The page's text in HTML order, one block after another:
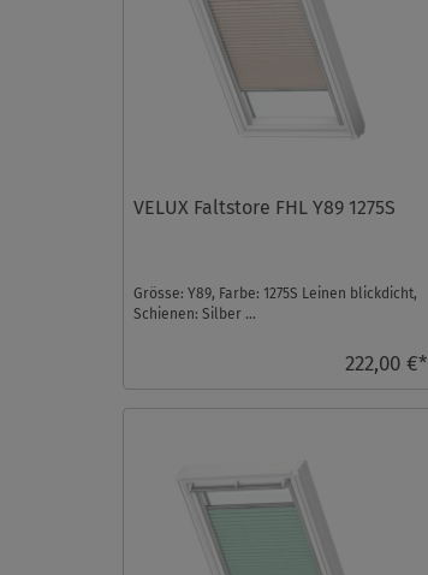
VELUX Faltstore FHL Y89 1275S
Grösse: Y89, Farbe: 1275S Leinen blickdicht,
Schienen: Silber ...
222,00 €*